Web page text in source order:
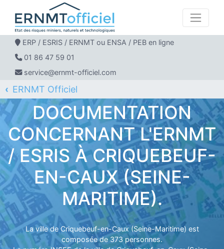
ERP / ESRIS / ERNMT ou ENSA / PEB en ligne
01 86 47 59 01
service@ernmt-officiel.com
ERNMT Officiel
ERP / ESRIS / ERNMT pour CRIQUEBEUF-EN-CAUX
DOCUMENTATION
CONCERNANT L'ERNMT
/ ESRIS À CRIQUEBEUF-
EN-CAUX (SEINE-
MARITIME).
La ville de Criquebeuf-en-Caux (Seine-Maritime) est
composée de 373 personnes.